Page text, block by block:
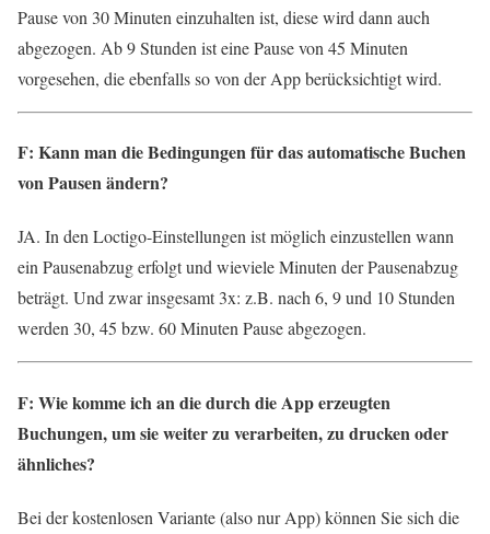
Pause von 30 Minuten einzuhalten ist, diese wird dann auch
abgezogen. Ab 9 Stunden ist eine Pause von 45 Minuten
vorgesehen, die ebenfalls so von der App berücksichtigt wird.
F: Kann man die Bedingungen für das automatische Buchen
von Pausen ändern?
JA. In den Loctigo-Einstellungen ist möglich einzustellen wann
ein Pausenabzug erfolgt und wieviele Minuten der Pausenabzug
beträgt. Und zwar insgesamt 3x: z.B. nach 6, 9 und 10 Stunden
werden 30, 45 bzw. 60 Minuten Pause abgezogen.
F: Wie komme ich an die durch die App erzeugten
Buchungen, um sie weiter zu verarbeiten, zu drucken oder
ähnliches?
Bei der kostenlosen Variante (also nur App) können Sie sich die